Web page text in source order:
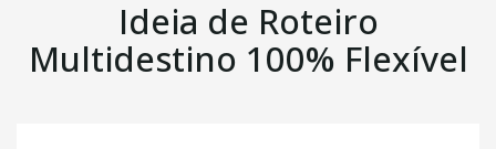
Ideia de Roteiro
Multidestino 100% Flexível